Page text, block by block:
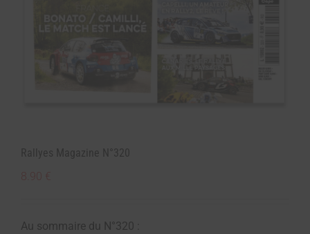
Rallyes Magazine N°320
Au sommaire du N°320 :